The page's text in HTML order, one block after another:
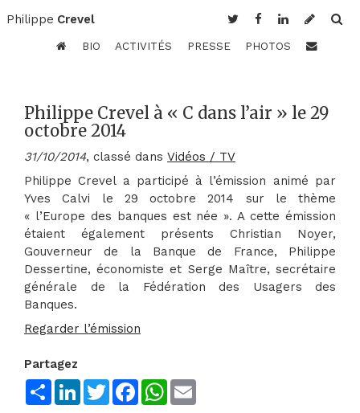
Philippe Crevel
BIO ACTIVITÉS PRESSE PHOTOS
Philippe Crevel à « C dans l’air » le 29
octobre 2014
31/10/2014, classé dans Vidéos / TV
Philippe Crevel a participé à l’émission animé par
Yves Calvi le 29 octobre 2014 sur le thème
« l’Europe des banques est née ». A cette émission
étaient également présents Christian Noyer,
Gouverneur de la Banque de France, Philippe
Dessertine, économiste et Serge Maître, secrétaire
générale de la Fédération des Usagers des
Banques.
Regarder l’émission
Partagez
ShareLinkedInTwitterFacebookWhatsApp